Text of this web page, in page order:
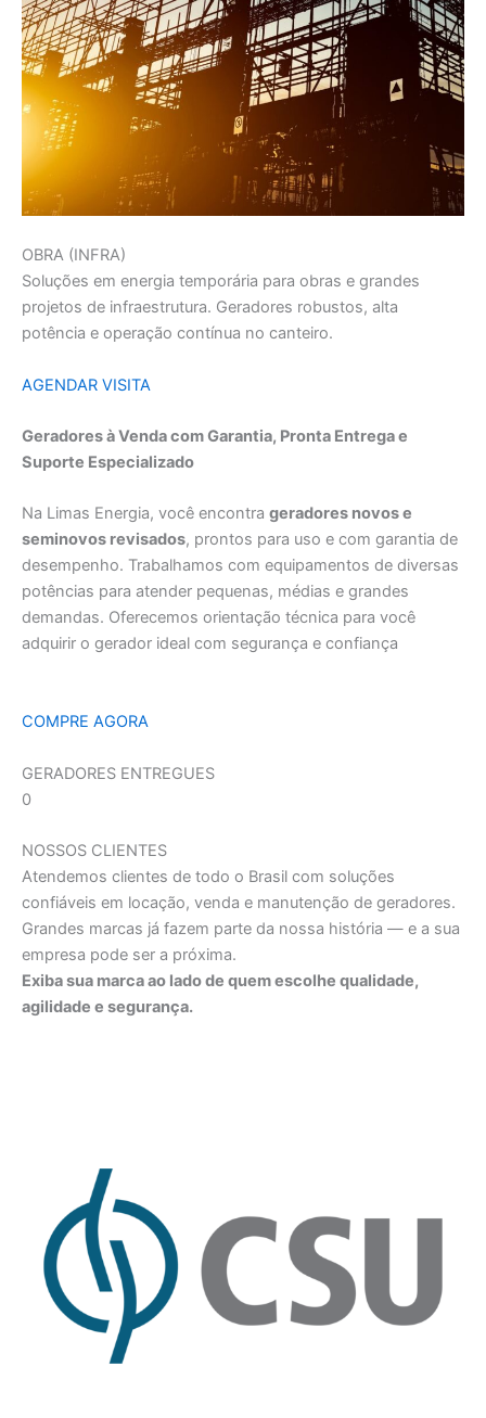
OBRA (INFRA)
Soluções em energia temporária para obras e grandes
projetos de infraestrutura. Geradores robustos, alta
potência e operação contínua no canteiro.
AGENDAR VISITA
Geradores à Venda com Garantia, Pronta Entrega e
Suporte Especializado
Na Limas Energia, você encontra geradores novos e
seminovos revisados, prontos para uso e com garantia de
desempenho. Trabalhamos com equipamentos de diversas
potências para atender pequenas, médias e grandes
demandas. Oferecemos orientação técnica para você
adquirir o gerador ideal com segurança e confiança
COMPRE AGORA
GERADORES ENTREGUES
0
NOSSOS CLIENTES
Atendemos clientes de todo o Brasil com soluções
confiáveis em locação, venda e manutenção de geradores.
Grandes marcas já fazem parte da nossa história — e a sua
empresa pode ser a próxima.
Exiba sua marca ao lado de quem escolhe qualidade,
agilidade e segurança.